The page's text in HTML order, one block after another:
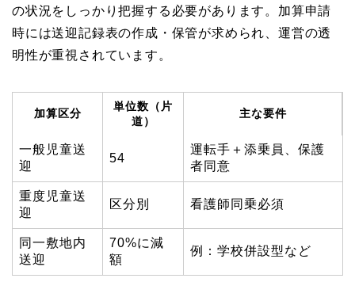
の状況をしっかり把握する必要があります。加算申請
時には送迎記録表の作成・保管が求められ、運営の透
明性が重視されています。
加算区分
単位数（片
道）
主な要件
一般児童送
迎
54
運転手＋添乗員、保護
者同意
重度児童送
迎
区分別 看護師同乗必須
同一敷地内
送迎
70%に減
額
例：学校併設型など